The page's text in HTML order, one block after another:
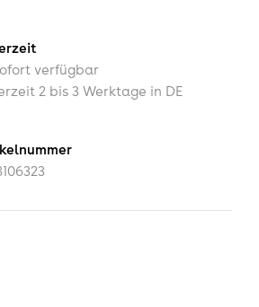
verfügbar
2 bis 3 Werktage in DE